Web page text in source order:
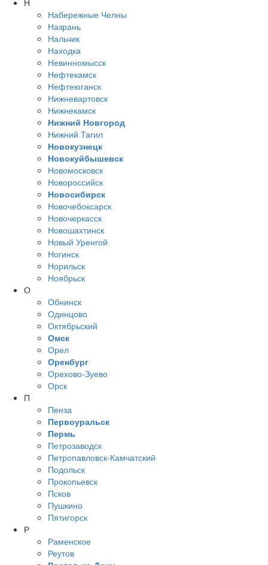
Н
Набережные Челны
Назрань
Нальчик
Находка
Невинномысск
Нефтекамск
Нефтеюганск
Нижневартовск
Нижнекамск
Нижний Новгород
Нижний Тагил
Новокузнецк
Новокуйбышевск
Новомосковск
Новороссийск
Новосибирск
Новочебоксарск
Новочеркасск
Новошахтинск
Новый Уренгой
Ногинск
Норильск
Ноябрьск
О
Обнинск
Одинцово
Октябрьский
Омск
Орел
Оренбург
Орехово-Зуево
Орск
П
Пенза
Первоуральск
Пермь
Петрозаводск
Петропавловск-Камчатский
Подольск
Прокопьевск
Псков
Пушкино
Пятигорск
Р
Раменское
Реутов